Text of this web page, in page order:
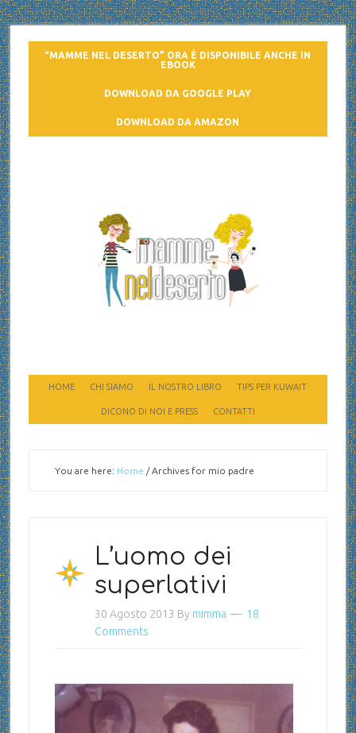
“MAMME NEL DESERTO” ORA È DISPONIBILE ANCHE IN
EBOOK
DOWNLOAD DA GOOGLE PLAY
DOWNLOAD DA AMAZON
HOME CHI SIAMO IL NOSTRO LIBRO TIPS PER KUWAIT
DICONO DI NOI E PRESS CONTATTI
You are here: Home /Archives for mio padre
L’uomo dei
superlativi
30 Agosto 2013 By mimma
18
Comments